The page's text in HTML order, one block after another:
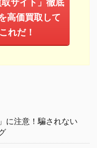
サイト」徹底
高価買取して
れだ！
に注意！騙されない